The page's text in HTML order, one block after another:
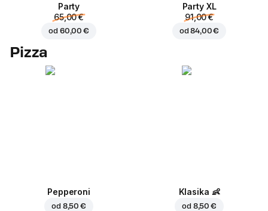
Party
65,00 €
od 60,00 €
Party XL
91,00 €
od84,00 €
Pizza
Pepperoni
od 8,50 €
Klasika 👶
od 8,50 €